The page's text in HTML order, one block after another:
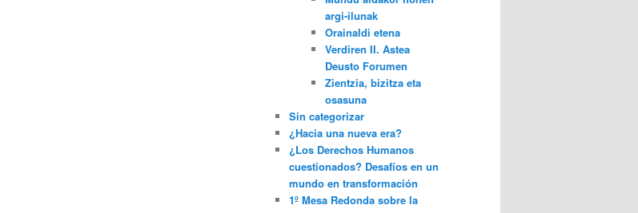
argi-ilunak
Orainaldi etena
Verdiren II. Astea
Deusto Forumen
Zientzia, bizitza eta
osasuna
Sin categorizar
¿Hacia una nueva era?
¿Los Derechos Humanos
cuestionados? Desafíos en un
mundo en transformación
1º Mesa Redonda sobre la